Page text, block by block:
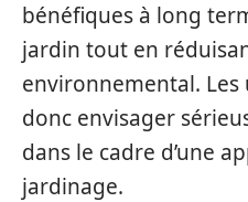
bénéfiques à long
jardin tout en
environnemental.
donc envisager
dans le cadre d’une
jardinage.